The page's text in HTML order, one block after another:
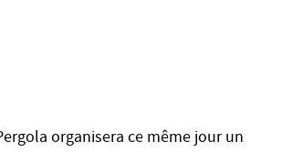
organisera ce même jour un